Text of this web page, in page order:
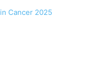
Cancer 2025